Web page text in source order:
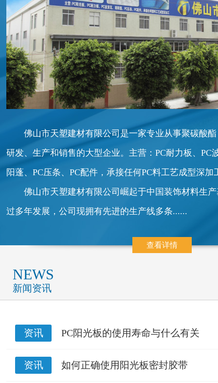
佛山市天塑建材有限公司是一家专业从事聚碳酸
研发、生产和销售的大型企业。主营：PC耐力板、PC
阳蓬、PC压条、PC配件，承接任何PC料工艺成型深加
佛山市天塑建材有限公司崛起于中国装饰材料生
过多年发展，公司现拥有先进的生产线多条......
查看详情
NEWS
新闻资讯
资讯 PC阳光板的使用寿命与什么有关
资讯 如何正确使用阳光板密封胶带